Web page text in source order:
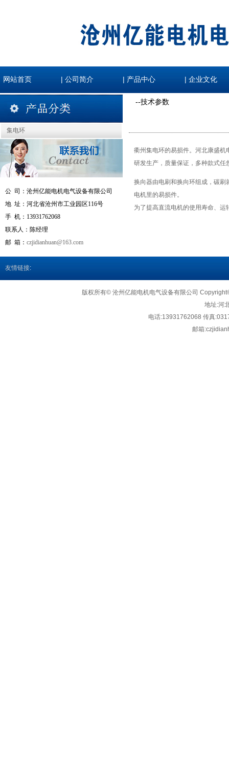
网站首页 | 公司简介 | 产品中心 | 企业文化
集电环
公 司： 沧州亿能电机电气设备有限公司
地 址： 河北省沧州市工业园区116号
手 机： 13931762068
联系人： 陈经理
邮 箱： czjidianhuan@163.com
--技术参数
衢州集电环的易损件。河北康盛机
研发生产，质量保证，多种款式任
换向器由电刷和换向环组成，碳
电机里的易损件。
为了提高直流电机的使用寿命、
友情链接:
版权所有© 沧州亿能电机电气设备有限公司
地址:河
电话:13931762068 传真
邮箱: